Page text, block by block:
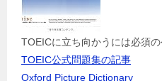
TOEICに立ち向かうには必須
TOEIC公式問題集の記事
Oxford Picture Dictionary